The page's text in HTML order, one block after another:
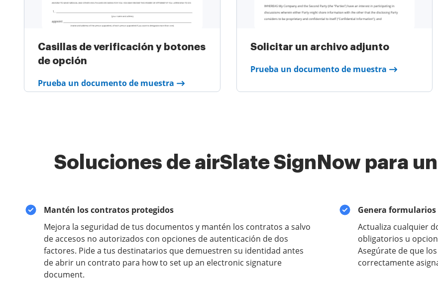
Casillas de verificación y botones
de opción
Prueba un documento de muestra
Solicitar un archivo adjunto
Prueba un documento de muestra
Soluciones de airSlate SignNow para
Mantén los contratos protegidos
Mejora la seguridad de tus documentos y mantén los contratos a salvo
de accesos no autorizados con opciones de autenticación de dos
factores. Pide a tus destinatarios que demuestren su identidad antes
de abrir un contrato para how to set up an electronic signature
document.
Genera
Actualiza cualquier
obligatorios u
Asegúrate de que
correctamente